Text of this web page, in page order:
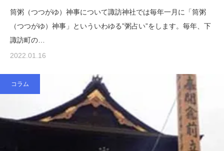
筒粥（つつがゆ）神事について諏訪神社では毎年一月に「筒粥
（つつがゆ）神事」といういわゆる”粥占い”をします。毎年、下
諏訪町の…
2022.01.16
コラム